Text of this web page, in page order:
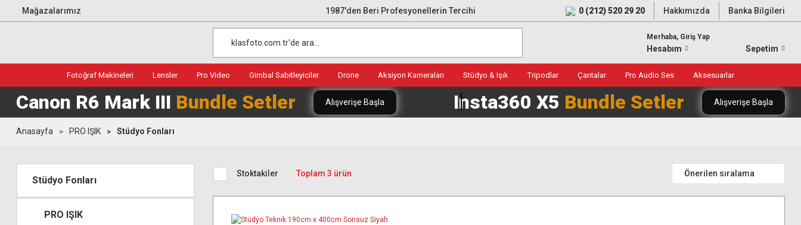
Mağazalarımız 1987'den Beri Profesyonellerin Tercihi 0 (212) 520 29 20 Hakkımızda Banka Bilgileri
Merhaba, Giriş Yap
Hesabım Sepetim
Fotoğraf Makineleri Lensler Pro Video Gimbal Sabitleyiciler Drone Aksiyon Kameraları Stüdyo & Işık Tripodlar Çantalar Pro Audio Ses Aksesuarlar
Canon R6 Mark III Bundle Setler Alışverişe Başla Insta360 X5 Bundle Setler Alışverişe Başla
Anasayfa PRO IŞIK Stüdyo Fonları
Stüdyo Fonları
PRO IŞIK
Stoktakiler Toplam 3 ürün